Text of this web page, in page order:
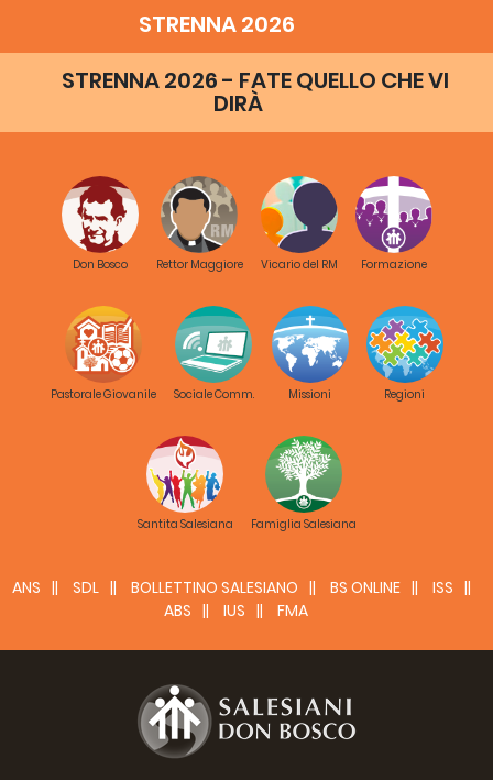
STRENNA 2026
STRENNA 2026 - FATE QUELLO CHE VI
DIRÀ
Don Bosco Rettor Maggiore Vicario del RM Formazione
Pastorale Giovanile Sociale Comm. Missioni Regioni
Santita Salesiana Famiglia Salesiana
ANS SDL BOLLETTINO SALESIANO BS ONLINE
ISS
ABS
IUS FMA